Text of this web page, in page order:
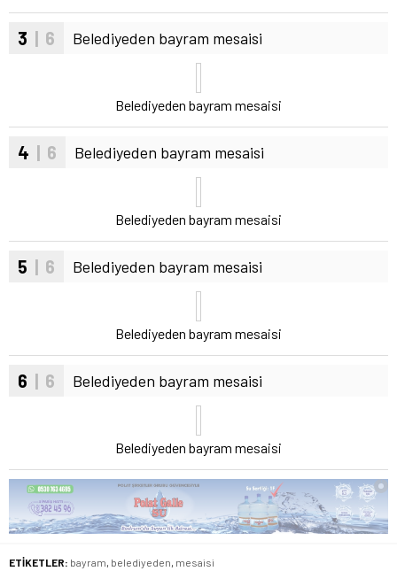
3 | 6 Belediyeden bayram mesaisi
Belediyeden bayram mesaisi
4 | 6 Belediyeden bayram mesaisi
Belediyeden bayram mesaisi
5 | 6 Belediyeden bayram mesaisi
Belediyeden bayram mesaisi
6 | 6 Belediyeden bayram mesaisi
Belediyeden bayram mesaisi
ETİKETLER: bayram, belediyeden, mesaisi